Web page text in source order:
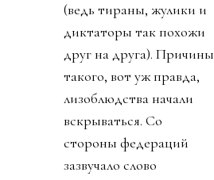
(ведь тираны, жулики и
диктаторы так похожи
друг на друга). Причины
такого, вот уж правда,
лизоблюдства начали
вскрываться. Со
стороны федераций
зазвучало слово